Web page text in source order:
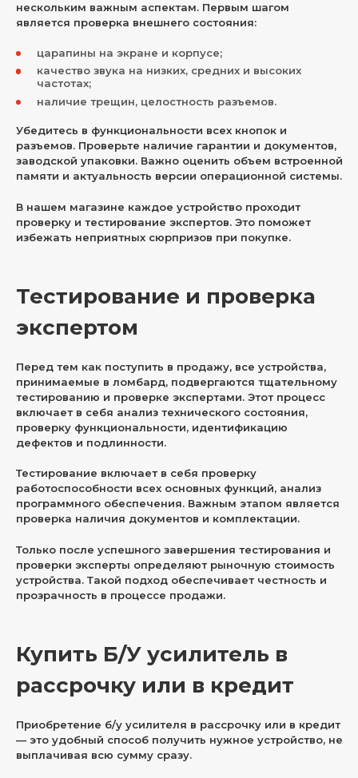
нескольким важным аспектам. Первым шагом
является проверка внешнего состояния:
царапины на экране и корпусе;
качество звука на низких, средних и высоких
частотах;
наличие трещин, целостность разъемов.
Убедитесь в функциональности всех кнопок и
разъемов. Проверьте наличие гарантии и документов,
заводской упаковки. Важно оценить объем встроенной
памяти и актуальность версии операционной системы.
В нашем магазине каждое устройство проходит
проверку и тестирование экспертов. Это поможет
избежать неприятных сюрпризов при покупке.
Тестирование и проверка
экспертом
Перед тем как поступить в продажу, все устройства,
принимаемые в ломбард, подвергаются тщательному
тестированию и проверке экспертами. Этот процесс
включает в себя анализ технического состояния,
проверку функциональности, идентификацию
дефектов и подлинности.
Тестирование включает в себя проверку
работоспособности всех основных функций, анализ
программного обеспечения. Важным этапом является
проверка наличия документов и комплектации.
Только после успешного завершения тестирования и
проверки эксперты определяют рыночную стоимость
устройства. Такой подход обеспечивает честность и
прозрачность в процессе продажи.
Купить Б/У усилитель в
рассрочку или в кредит
Приобретение б/у усилителя в рассрочку или в кредит
— это удобный способ получить нужное устройство, не
выплачивая всю сумму сразу.